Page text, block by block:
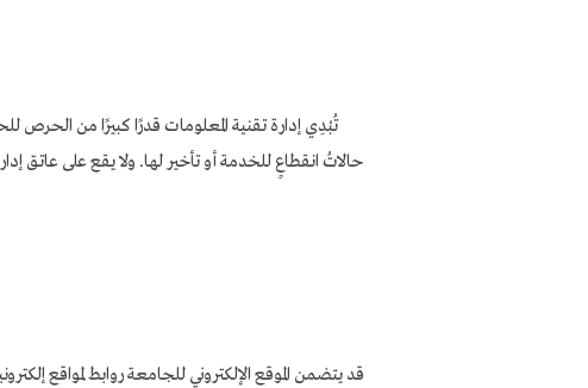
تُبْدِي إدارة تقنية المعلومات قدرًا كبيرًا من الحرص
حالاتُ انقطاعٍ للخدمة أو تأخير لها. ولا يقع على عاتق
قد يتضمن الموقع الإلكتروني للجامعة روابط لمواقع